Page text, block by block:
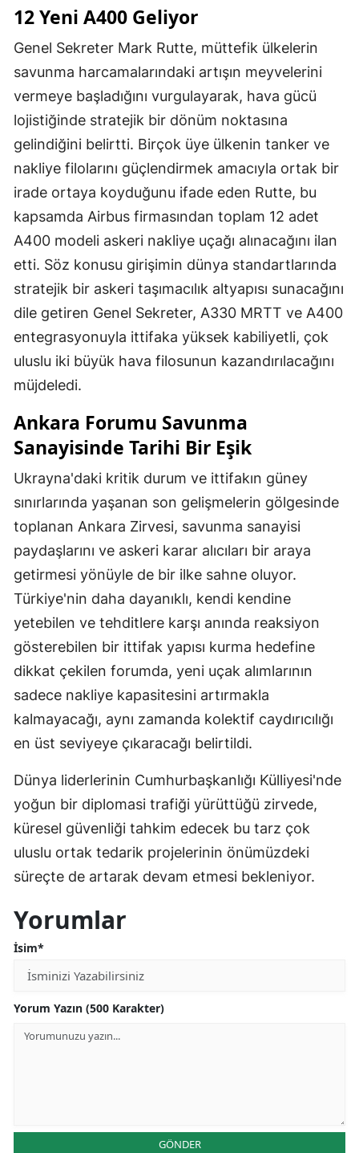
12 Yeni A400 Geliyor
Genel Sekreter Mark Rutte, müttefik ülkelerin
savunma harcamalarındaki artışın meyvelerini
vermeye başladığını vurgulayarak, hava gücü
lojistiğinde stratejik bir dönüm noktasına
gelindiğini belirtti. Birçok üye ülkenin tanker ve
nakliye filolarını güçlendirmek amacıyla ortak bir
irade ortaya koyduğunu ifade eden Rutte, bu
kapsamda Airbus firmasından toplam 12 adet
A400 modeli askeri nakliye uçağı alınacağını ilan
etti. Söz konusu girişimin dünya standartlarında
stratejik bir askeri taşımacılık altyapısı sunacağını
dile getiren Genel Sekreter, A330 MRTT ve A400
entegrasyonuyla ittifaka yüksek kabiliyetli, çok
uluslu iki büyük hava filosunun kazandırılacağını
müjdeledi.
Ankara Forumu Savunma
Sanayisinde Tarihi Bir Eşik
Ukrayna'daki kritik durum ve ittifakın güney
sınırlarında yaşanan son gelişmelerin gölgesinde
toplanan Ankara Zirvesi, savunma sanayisi
paydaşlarını ve askeri karar alıcıları bir araya
getirmesi yönüyle de bir ilke sahne oluyor.
Türkiye'nin daha dayanıklı, kendi kendine
yetebilen ve tehditlere karşı anında reaksiyon
gösterebilen bir ittifak yapısı kurma hedefine
dikkat çekilen forumda, yeni uçak alımlarının
sadece nakliye kapasitesini artırmakla
kalmayacağı, aynı zamanda kolektif caydırıcılığı
en üst seviyeye çıkaracağı belirtildi.
Dünya liderlerinin Cumhurbaşkanlığı Külliyesi'nde
yoğun bir diplomasi trafiği yürüttüğü zirvede,
küresel güvenliği tahkim edecek bu tarz çok
uluslu ortak tedarik projelerinin önümüzdeki
süreçte de artarak devam etmesi bekleniyor.
Yorumlar
İsim*
Yorum Yazın (500 Karakter)
GÖNDER